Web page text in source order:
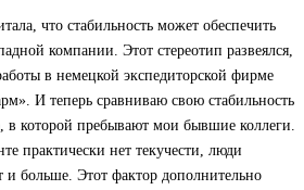
что стабильность может обеспечить
компании. Этот стереотип развеялся,
в немецкой экспедиторской фирме
И теперь сравниваю свою стабильность
в которой пребывают мои бывшие коллеги.
практически нет текучести, люди
и больше. Этот фактор дополнительно